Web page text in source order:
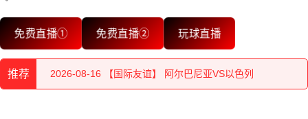
免费直播① 免费直播② 玩球直播
推荐
2026-08-16 【国际友谊】 阿尔巴尼亚VS以色列
2026-08-16 【国际友谊】 阿尔巴尼亚VS以色列